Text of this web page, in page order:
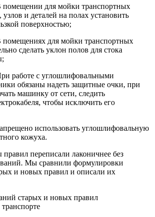
для мойки транспортных
узлов и деталей на полах установить
поверхностью;
для мойки транспортных
сделать уклон полов для стока
с углошлифовальными
обязаны надеть защитные очки, при
машинку от сети, следить
чтобы исключить его
использовать углошлифовальную
кожуха.
переписали лаконичнее без
Мы сравнили формулировки
и новых правил и описали их
старых и новых правил